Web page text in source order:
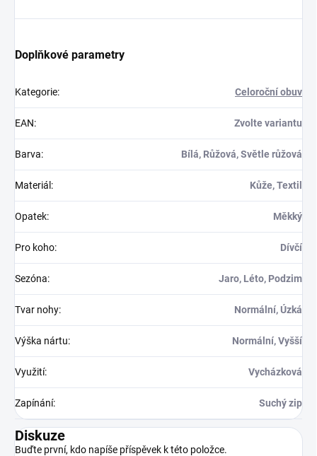
Doplňkové parametry
Kategorie: Celoroční obuv
EAN: Zvolte variantu
Barva: Bílá, Růžová, Světle růžová
Materiál : Kůže, Textil
Opatek: Měkký
Pro koho: Dívčí
Sezóna: Jaro, Léto, Podzim
Tvar nohy: Normální, Úzká
Výška nártu: Normální, Vyšší
Využití: Vycházková
Zapínání: Suchý zip
Diskuze
Buďte první, kdo napíše příspěvek k této položce.